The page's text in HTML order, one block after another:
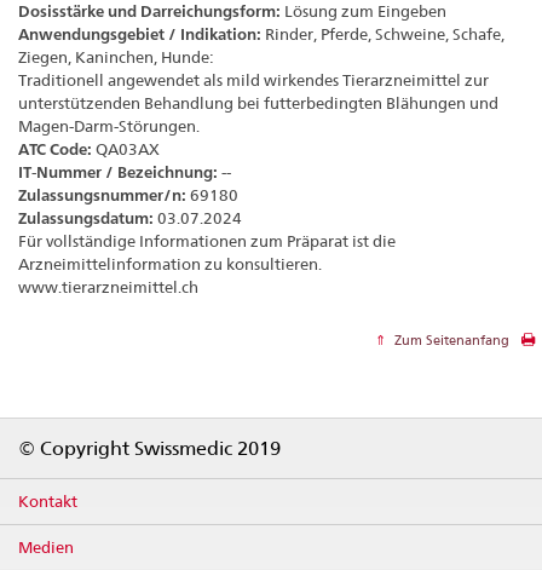
Dosisstärke und Darreichungsform: Lösung zum Eingeben
Anwendungsgebiet / Indikation: Rinder, Pferde, Schweine, Schafe,
Ziegen, Kaninchen, Hunde:
Traditionell angewendet als mild wirkendes Tierarzneimittel zur
unterstützenden Behandlung bei futterbedingten Blähungen und
Magen-Darm-Störungen.
ATC Code: QA03AX
IT-Nummer / Bezeichnung: --
Zulassungsnummer/n: 69180
Zulassungsdatum: 03.07.2024
Für vollständige Informationen zum Präparat ist die
Arzneimittelinformation zu konsultieren.
www.tierarzneimittel.ch
Zum Seitenanfang
© Copyright Swissmedic 2019
Kontakt
Medien